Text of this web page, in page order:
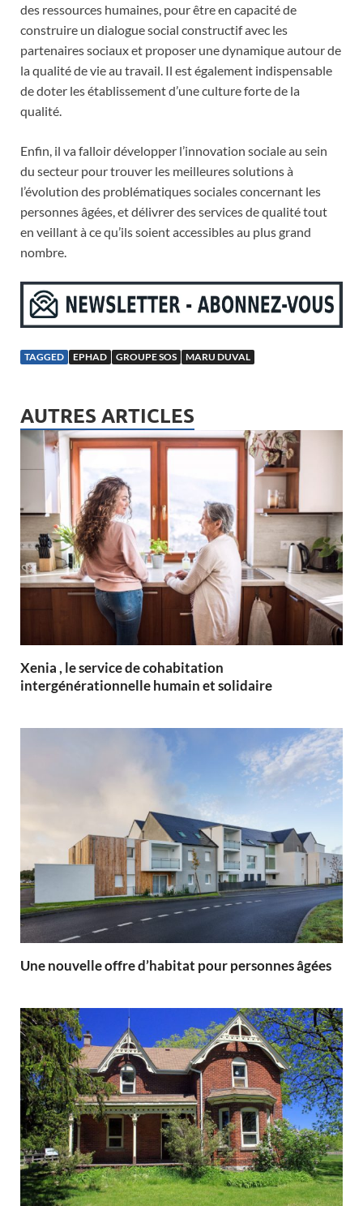
des ressources humaines, pour être en capacité de
construire un dialogue social constructif avec les
partenaires sociaux et proposer une dynamique autour de
la qualité de vie au travail. Il est également indispensable
de doter les établissement d’une culture forte de la
qualité.
Enfin, il va falloir développer l’innovation sociale au sein
du secteur pour trouver les meilleures solutions à
l’évolution des problématiques sociales concernant les
personnes âgées, et délivrer des services de qualité tout
en veillant à ce qu’ils soient accessibles au plus grand
nombre.
TAGGED EPHAD GROUPE SOS MARU DUVAL
AUTRES ARTICLES
Xenia , le service de cohabitation
intergénérationnelle humain et solidaire
Une nouvelle offre d’habitat pour personnes âgées